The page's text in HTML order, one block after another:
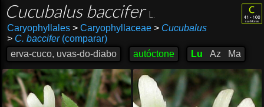
Cucubalus baccifer
Caryophyllales >Caryophyllaceae > Cucubalus
> C. baccifer(comparar)
erva-cuco, uvas-do-diabo
autóctone Lu Az Ma